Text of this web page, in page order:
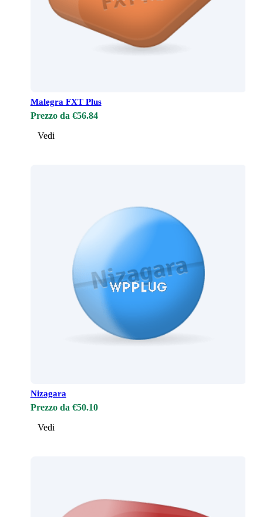
Malegra FXT Plus
Prezzo da €56.84
Vedi
Nizagara
Prezzo da €50.10
Vedi